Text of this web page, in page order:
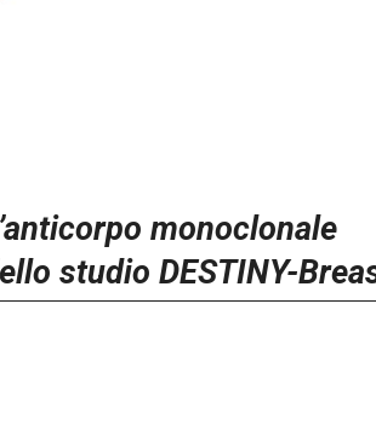
monoclonale
studio DESTINY-